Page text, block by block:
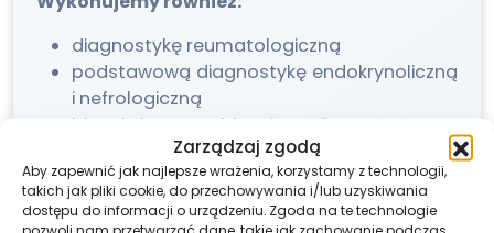
Zarządzaj zgodą
Aby zapewnić jak najlepsze wrażenia, korzystamy z technologii,
takich jak pliki cookie, do przechowywania i/lub uzyskiwania
dostępu do informacji o urządzeniu. Zgoda na te technologie
diagnostykę reumatologiczną
podstawową diagnostykę endokrynoliczną
i nefrologiczną
biopsję i trepanobiopsję szpiku
Prowadzimy program edukacyjny dla chorych
na cukrzycę.